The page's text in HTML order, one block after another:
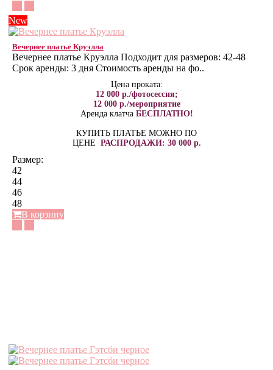
New
Вечернее платье Круэлла
Вечернее платье Круэлла Подходит для размеров: 42-48
Срок аренды: 3 дня Стоимость аренды на фо..
Цена проката:
12 000 р./фотосессия;
12 000 р./мероприятие
Аренда клатча БЕСПЛАТНО!
КУПИТЬ ПЛАТЬЕ МОЖНО ПО
ЦЕНЕ РАСПРОДАЖИ: 30 000 р.
Размер:
42
44
46
48
В корзину